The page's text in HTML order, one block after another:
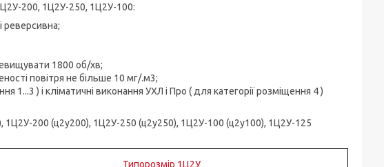
200, 1Ц2У-250, 1Ц2У-100:
реверсивна;
1800 об/хв;
повітря не більше 10 мг/.м3;
1...3 ) і кліматичні виконання УХЛ і Про ( для категорії розміщення 4 )
1Ц2У-200 (ц2у200), 1Ц2У-250 (ц2у250), 1Ц2У-100 (ц2у100), 1Ц2У-125
Типорозмір 1Ц2У